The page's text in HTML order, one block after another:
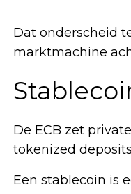
Dat onderscheid
marktmachine
De ECB zet
tokenized
Een stablecoin is